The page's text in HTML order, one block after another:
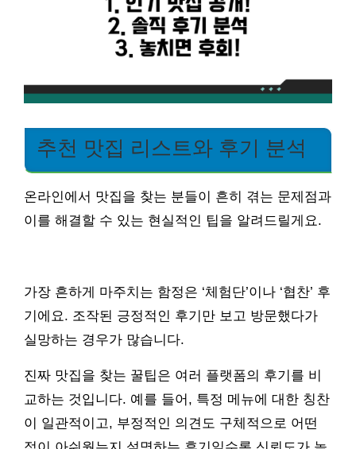
추천 맛집 리스트와 후기 분석
온라인에서 맛집을 찾는 분들이 흔히 겪는 문제점과
이를 해결할 수 있는 현실적인 팁을 알려드릴게요.
가장 흔하게 마주치는 함정은 ‘체험단’이나 ‘협찬’ 후
기에요. 조작된 긍정적인 후기만 보고 방문했다가
실망하는 경우가 많습니다.
진짜 맛집을 찾는 꿀팁은 여러 플랫폼의 후기를 비
교하는 것입니다. 예를 들어, 특정 메뉴에 대한 칭찬
이 일관적이고, 부정적인 의견도 구체적으로 어떤